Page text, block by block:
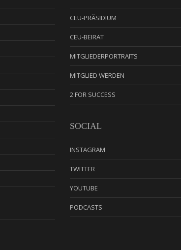
CEU-PRÄSIDIUM
CEU-BEIRAT
MITGLIEDERPORTRAITS
MITGLIED WERDEN
2 FOR SUCCESS
SOCIAL
INSTAGRAM
TWITTER
YOUTUBE
PODCASTS